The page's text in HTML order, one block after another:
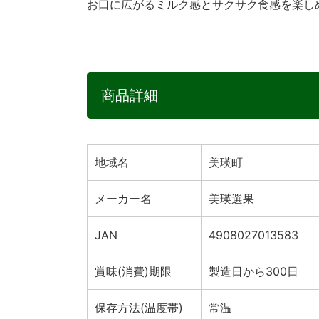
お口に広がるミルク感とサクサク食感を楽し
商品詳細
地域名 美瑛町
メーカー名 美瑛選果
JAN 4908027013583
賞味(消費)期限 製造日から300日
保存方法(温度帯) 常温